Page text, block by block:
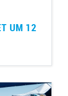
UM 12